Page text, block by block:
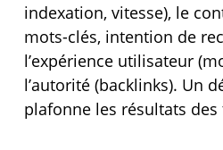
indexation, vitesse), le
mots-clés, intention de
l’expérience utilisateur
l’autorité (backlinks). Un
plafonne les résultats